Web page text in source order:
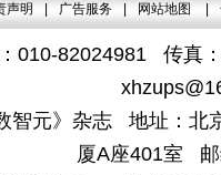
声明 广告服务 网站地图
010-82024981 传真
智元》杂志 地址：北
厦A座401室